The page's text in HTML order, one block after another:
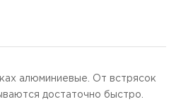
алюминиевые. От встрясок
достаточно быстро.